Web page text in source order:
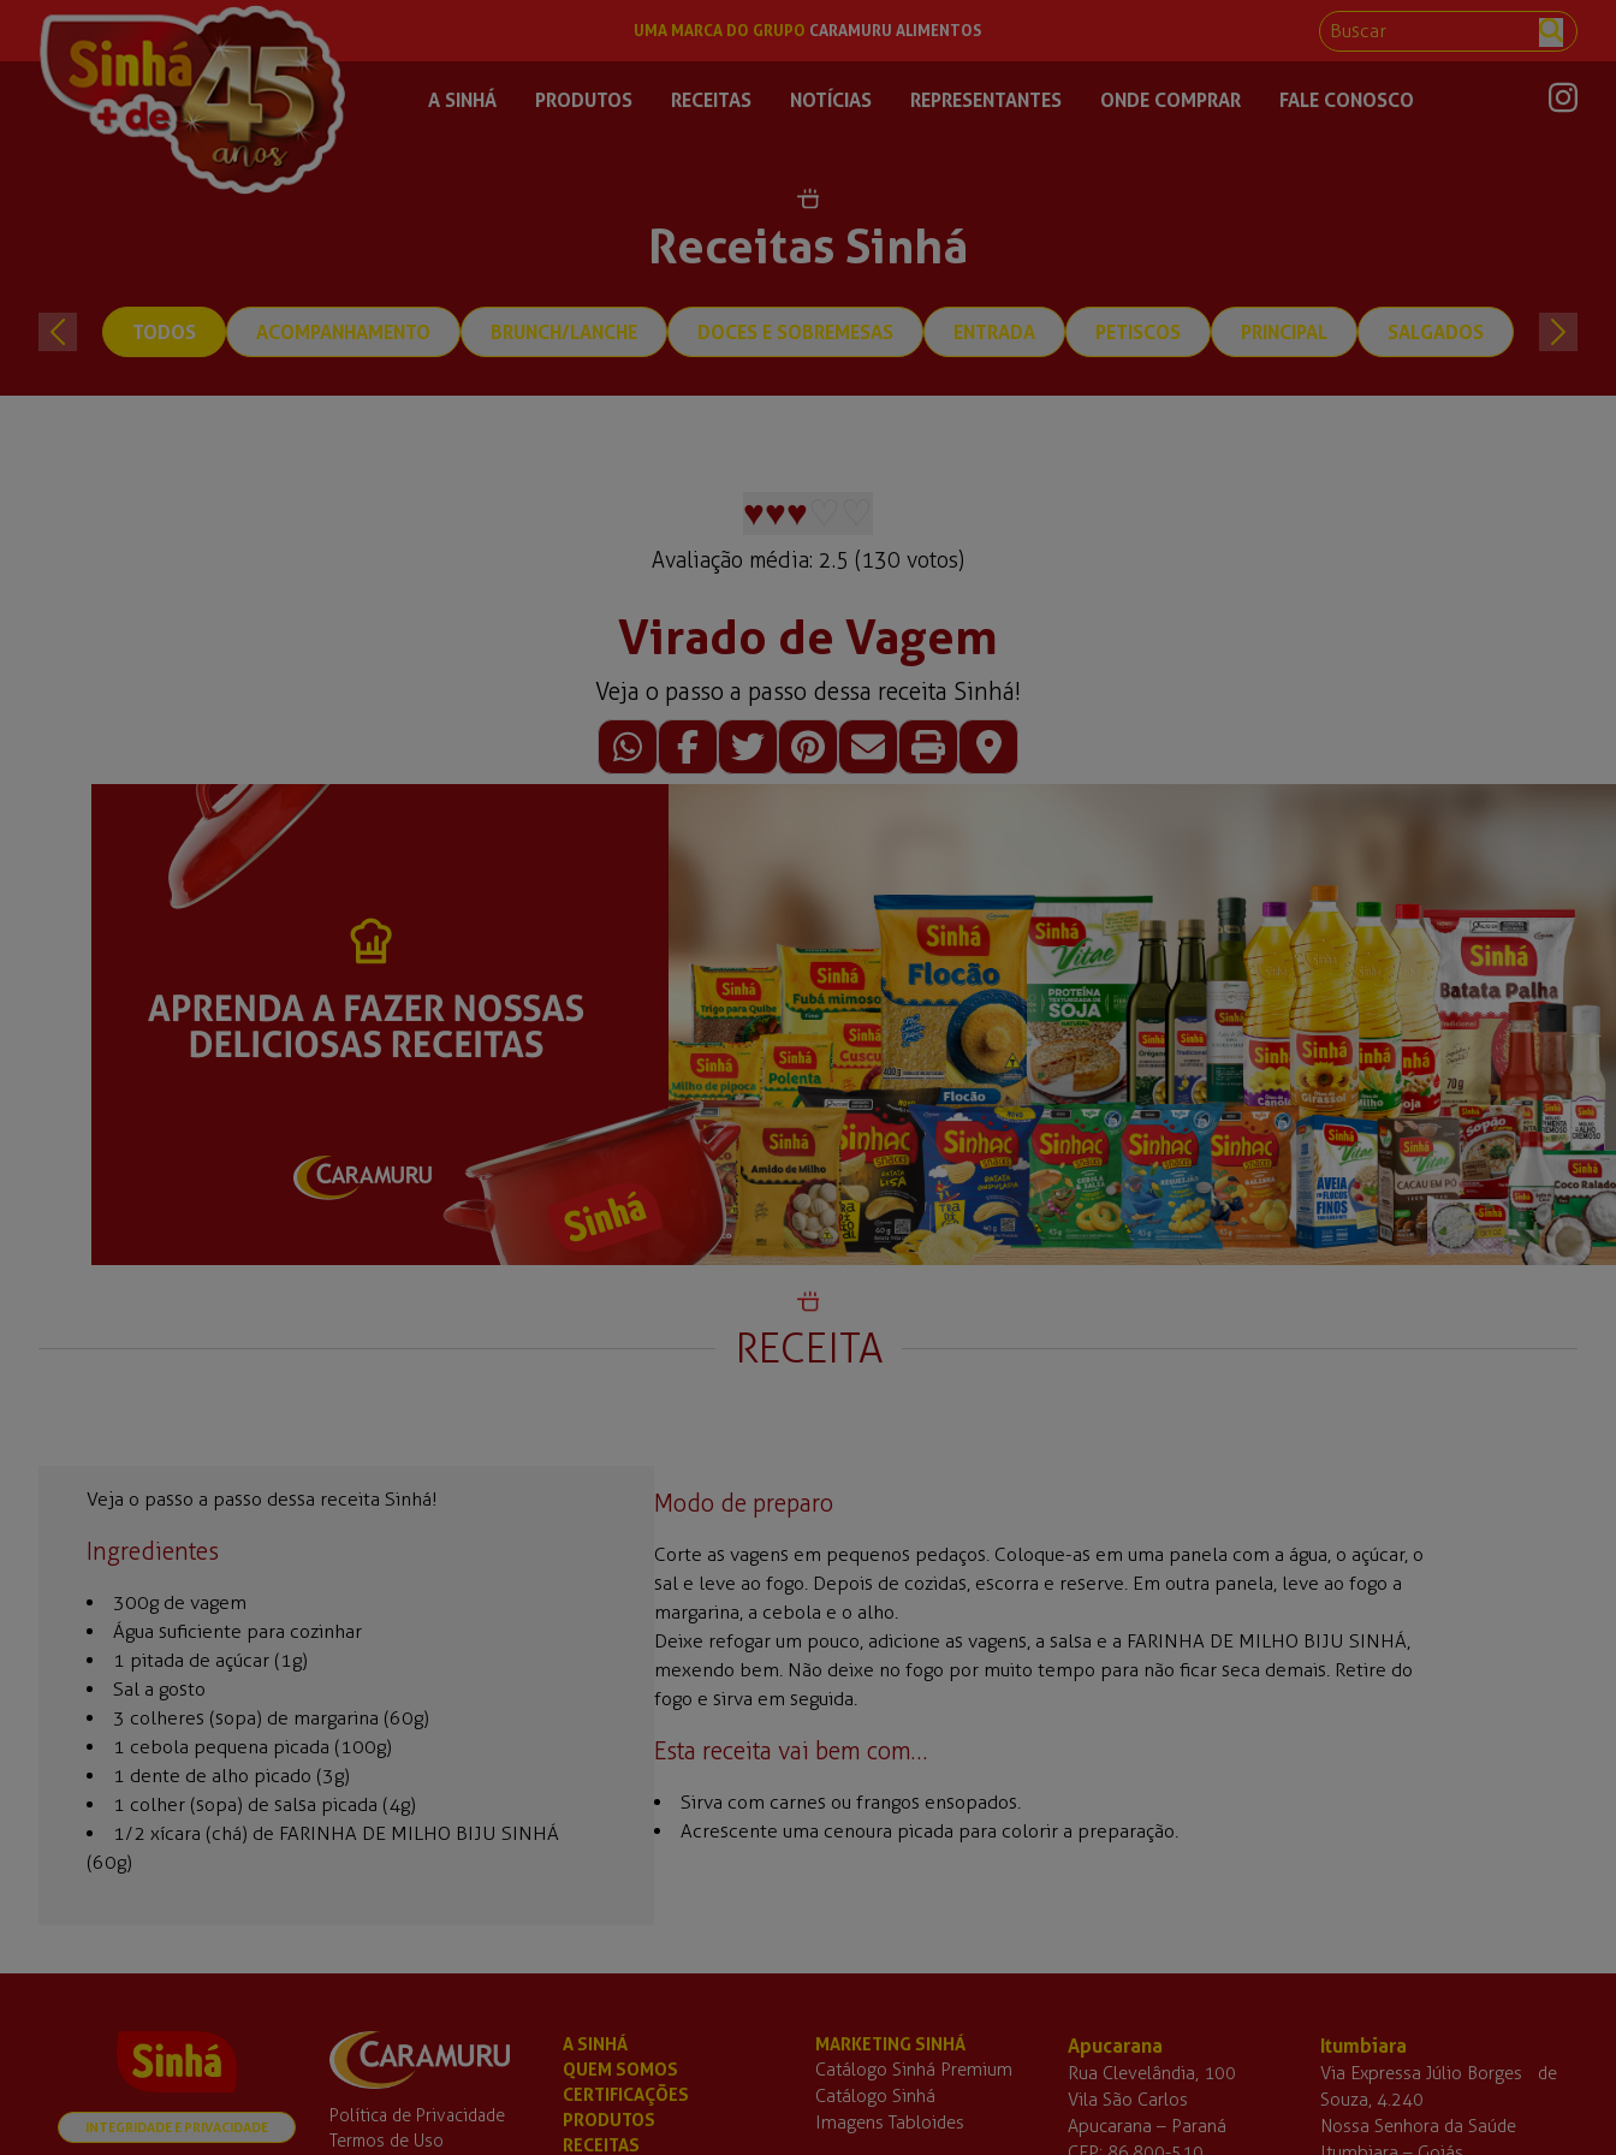
UMA MARCA DO GRUPO CARAMURU ALIMENTOS
A SINHÁ PRODUTOS RECEITAS NOTÍCIAS REPRESENTANTES ONDE COMPRAR FALE CONOSCO
Receitas Sinhá
TODOS ACOMPANHAMENTO BRUNCH/LANCHE DOCES E SOBREMESAS ENTRADA PETISCOS PRINCIPAL SALGADOS
♥♥♥
Avaliação média: 2.5 (130 votos)
Virado de Vagem
Veja o passo a passo dessa receita Sinhá!
RECEITA
Veja o passo a passo dessa receita Sinhá!
Ingredientes
300g de vagem
Água suficiente para cozinhar
1 pitada de açúcar (1g)
Sal a gosto
3 colheres (sopa) de margarina (60g)
1 cebola pequena picada (100g)
1 dente de alho picado (3g)
1 colher (sopa) de salsa picada (4g)
1/2 xícara (chá) de FARINHA DE MILHO BIJU SINHÁ
(60g)
Modo de preparo
Corte as vagens em pequenos pedaços. Coloque-as em uma panela com a água, o açúcar, o
sal e leve ao fogo. Depois de cozidas, escorra e reserve. Em outra panela, leve ao fogo a
margarina, a cebola e o alho.
Deixe refogar um pouco, adicione as vagens, a salsa e a FARINHA DE MILHO BIJU SINHÁ,
mexendo bem. Não deixe no fogo por muito tempo para não ficar seca demais. Retire do
fogo e sirva em seguida.
Esta receita vai bem com…
Sirva com carnes ou frangos ensopados.
Acrescente uma cenoura picada para colorir a preparação.
INTEGRIDADE E PRIVACIDADE
Política de Privacidade
Termos de Uso
A SINHÁ
QUEM SOMOS
CERTIFICAÇÕES
PRODUTOS
RECEITAS
MARKETING SINHÁ
Catálogo Sinhá Premium
Catálogo Sinhá
Imagens Tabloides
Apucarana
Rua Clevelândia, 100
Vila São Carlos
Apucarana – Paraná
Itumbiara
Via Expressa Júlio Borges de
Souza, 4.240
Nossa Senhora da Saúde